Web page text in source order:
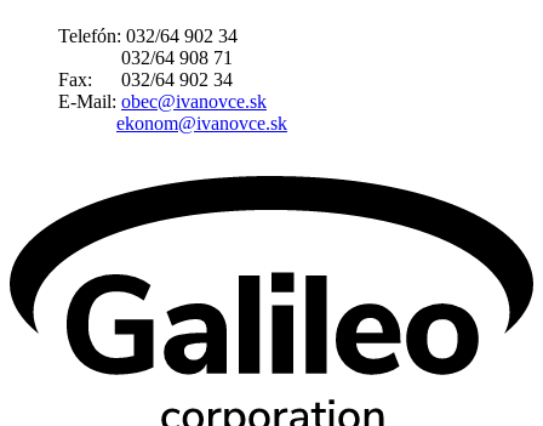
Telefón: 032/64 902 34
032/64 908 71
Fax: 032/64 902 34
E-Mail: obec@ivanovce.sk
ekonom@ivanovce.sk